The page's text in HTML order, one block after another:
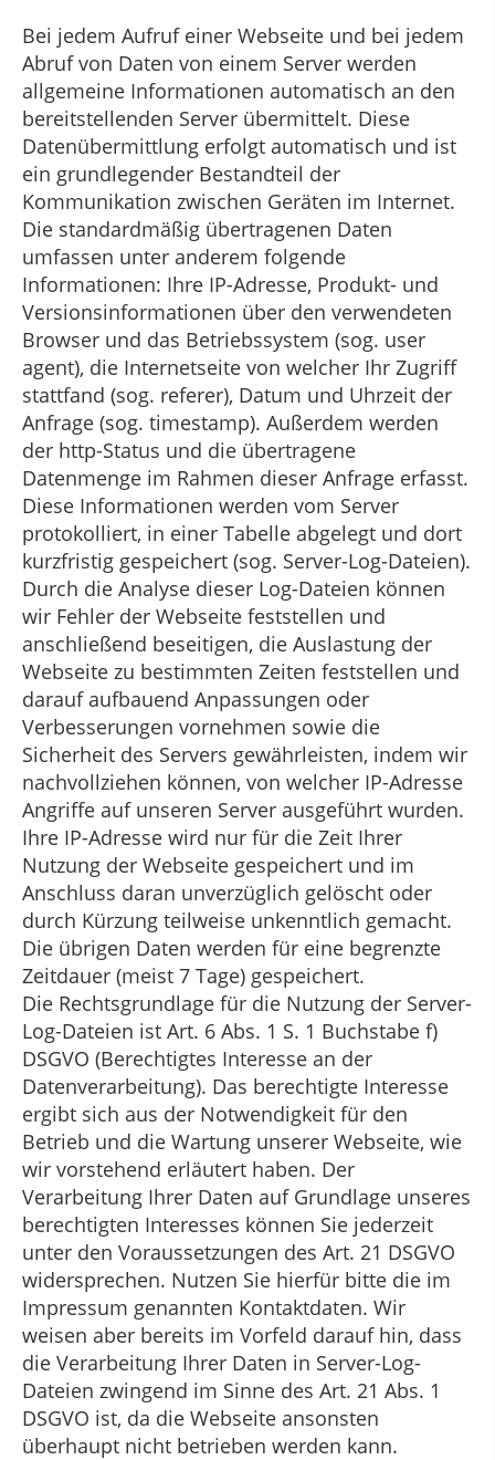
Bei jedem Aufruf einer Webseite und bei jedem
Abruf von Daten von einem Server werden
allgemeine Informationen automatisch an den
bereitstellenden Server übermittelt. Diese
Datenübermittlung erfolgt automatisch und ist
ein grundlegender Bestandteil der
Kommunikation zwischen Geräten im Internet.
Die standardmäßig übertragenen Daten
umfassen unter anderem folgende
Informationen: Ihre IP-Adresse, Produkt- und
Versionsinformationen über den verwendeten
Browser und das Betriebssystem (sog. user
agent), die Internetseite von welcher Ihr Zugriff
stattfand (sog. referer), Datum und Uhrzeit der
Anfrage (sog. timestamp). Außerdem werden
der http-Status und die übertragene
Datenmenge im Rahmen dieser Anfrage erfasst.
Diese Informationen werden vom Server
protokolliert, in einer Tabelle abgelegt und dort
kurzfristig gespeichert (sog. Server-Log-Dateien).
Durch die Analyse dieser Log-Dateien können
wir Fehler der Webseite feststellen und
anschließend beseitigen, die Auslastung der
Webseite zu bestimmten Zeiten feststellen und
darauf aufbauend Anpassungen oder
Verbesserungen vornehmen sowie die
Sicherheit des Servers gewährleisten, indem wir
nachvollziehen können, von welcher IP-Adresse
Angriffe auf unseren Server ausgeführt wurden.
Ihre IP-Adresse wird nur für die Zeit Ihrer
Nutzung der Webseite gespeichert und im
Anschluss daran unverzüglich gelöscht oder
durch Kürzung teilweise unkenntlich gemacht.
Die übrigen Daten werden für eine begrenzte
Zeitdauer (meist 7 Tage) gespeichert.
Die Rechtsgrundlage für die Nutzung der Server-
Log-Dateien ist Art. 6 Abs. 1 S. 1 Buchstabe f)
DSGVO (Berechtigtes Interesse an der
Datenverarbeitung). Das berechtigte Interesse
ergibt sich aus der Notwendigkeit für den
Betrieb und die Wartung unserer Webseite, wie
wir vorstehend erläutert haben. Der
Verarbeitung Ihrer Daten auf Grundlage unseres
berechtigten Interesses können Sie jederzeit
unter den Voraussetzungen des Art. 21 DSGVO
widersprechen. Nutzen Sie hierfür bitte die im
Impressum genannten Kontaktdaten. Wir
weisen aber bereits im Vorfeld darauf hin, dass
die Verarbeitung Ihrer Daten in Server-Log-
Dateien zwingend im Sinne des Art. 21 Abs. 1
DSGVO ist, da die Webseite ansonsten
überhaupt nicht betrieben werden kann.